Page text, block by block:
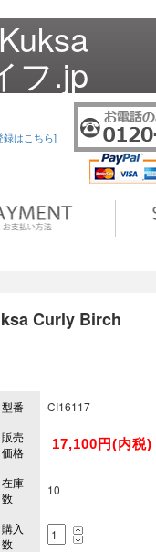
フ.jp
録はこちら]
Curly Birch
型番
CI16117
販売
価格
17,100円(内税)
在庫
数
10
購入
数